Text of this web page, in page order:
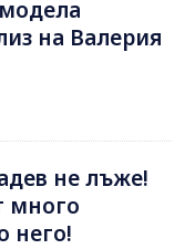
на Валерия
не лъже!
много
него!